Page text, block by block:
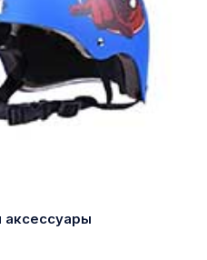
аксессуары